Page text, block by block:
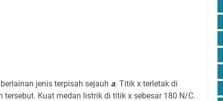
jenis terpisah sejauh a. Titik x terletak di
tersebut. Kuat medan listrik di titik x sebesar 180 N/C.